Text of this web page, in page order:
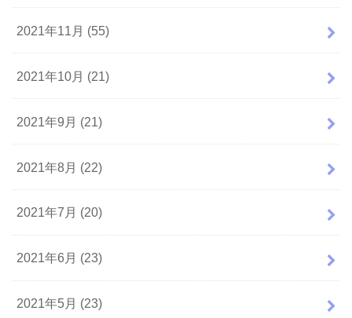
2021年11月 (55)
2021年10月 (21)
2021年9月 (21)
2021年8月 (22)
2021年7月 (20)
2021年6月 (23)
2021年5月 (23)